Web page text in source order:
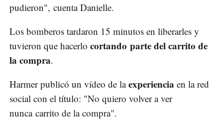
pudieron", cuenta Danielle.
Los bomberos tardaron 15 minutos en liberarles y
tuvieron que hacerlo cortando parte del carrito de
la compra.
Harmer publicó un vídeo de laexperiencia en la red
social con el título: "No quiero volver a ver
nunca carrito de la compra".